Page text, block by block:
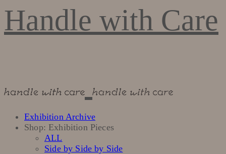
Handle with Care
Exhibition Archive
Shop: Exhibition Pieces
ALL
Side by Side by Side